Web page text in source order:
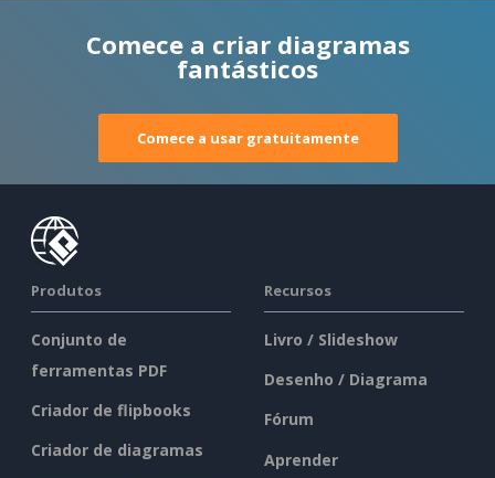
Comece a criar diagramas
fantásticos
Comece a usar gratuitamente
Produtos
Conjunto de
ferramentas PDF
Criador de flipbooks
Criador de diagramas
Recursos
Livro / Slideshow
Desenho / Diagrama
Fórum
Aprender